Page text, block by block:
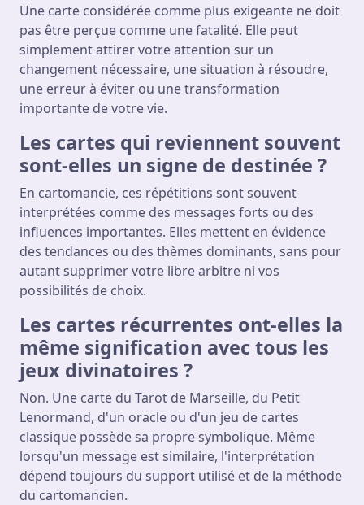
Une carte considérée comme plus exigeante ne doit
pas être perçue comme une fatalité. Elle peut
simplement attirer votre attention sur un
changement nécessaire, une situation à résoudre,
une erreur à éviter ou une transformation
importante de votre vie.
Les cartes qui reviennent souvent
sont-elles un signe de destinée ?
En cartomancie, ces répétitions sont souvent
interprétées comme des messages forts ou des
influences importantes. Elles mettent en évidence
des tendances ou des thèmes dominants, sans pour
autant supprimer votre libre arbitre ni vos
possibilités de choix.
Les cartes récurrentes ont-elles la
même signification avec tous les
jeux divinatoires ?
Non. Une carte du Tarot de Marseille, du Petit
Lenormand, d'un oracle ou d'un jeu de cartes
classique possède sa propre symbolique. Même
lorsqu'un message est similaire, l'interprétation
dépend toujours du support utilisé et de la méthode
du cartomancien.